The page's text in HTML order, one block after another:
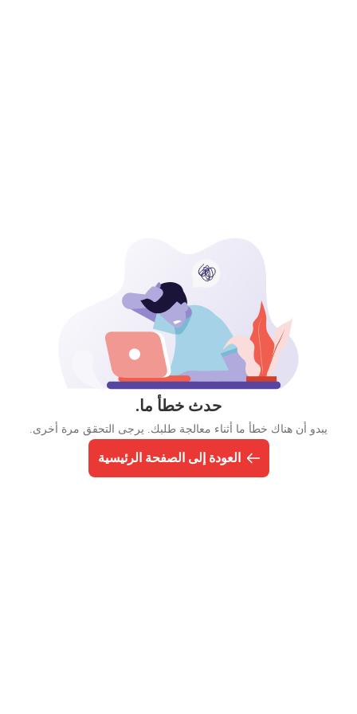
حدث خطأ ما.
يبدو أن هناك خطأ ما أثناء معالجة طلبك. يرجى التحقق مرة أخرى.
العودة إلى الصفحة الرئيسية